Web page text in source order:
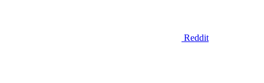
Reddit